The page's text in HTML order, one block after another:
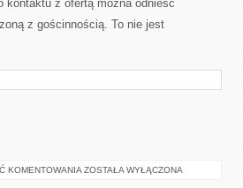
kontaktu z ofertą można odnieść
z gościnnością. To nie jest
KOMENTOWANIA ŻYCIE
ZOSTAŁA WYŁĄCZONA